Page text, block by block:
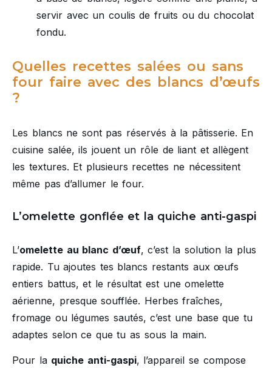
servir avec un coulis de fruits ou du chocolat
fondu.
Quelles recettes salées ou sans
four faire avec des blancs d’œufs
?
Les blancs ne sont pas réservés à la pâtisserie. En
cuisine salée, ils jouent un rôle de liant et allègent
les textures. Et plusieurs recettes ne nécessitent
même pas d’allumer le four.
L’omelette gonflée et la quiche anti-gaspi
L’omelette au blanc d’œuf, c’est la solution la plus
rapide. Tu ajoutes tes blancs restants aux œufs
entiers battus, et le résultat est une omelette
aérienne, presque soufflée. Herbes fraîches,
fromage ou légumes sautés, c’est une base que tu
adaptes selon ce que tu as sous la main.
Pour la quiche anti-gaspi, l’appareil se compose